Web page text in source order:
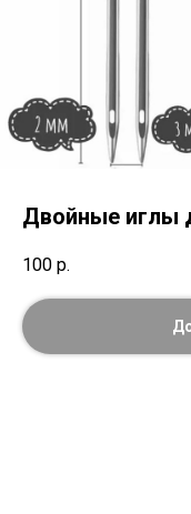
Двойные иглы
100 р.